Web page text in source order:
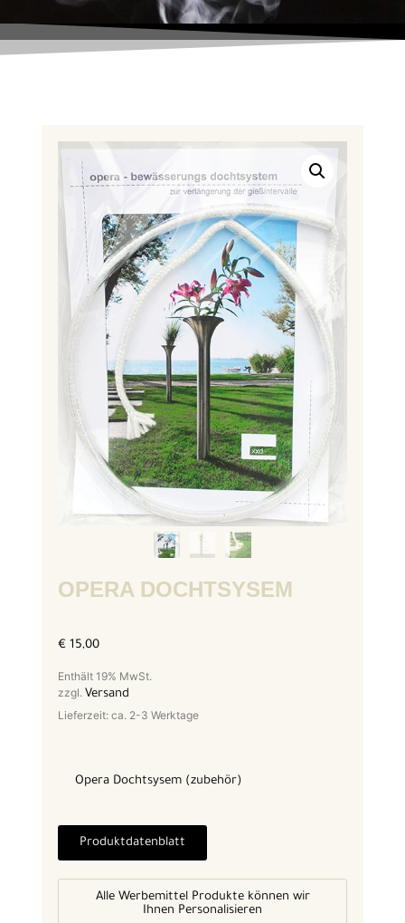
OPERA DOCHTSYSEM
€ 15,00
Enthält 19% MwSt.
zzgl.Versand
Lieferzeit: ca. 2-3 Werktage
Opera Dochtsysem (zubehör)
Produktdatenblatt
Alle Werbemittel Produkte können wir
Ihnen Personalisieren